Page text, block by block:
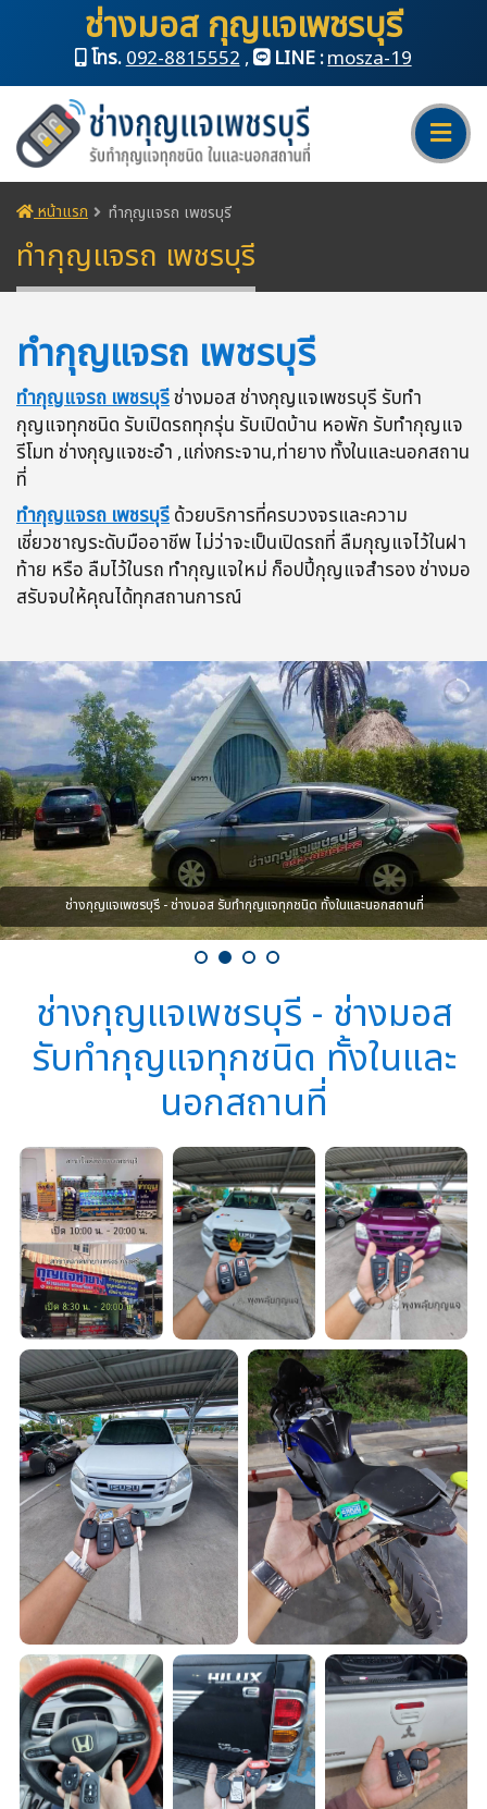
ช่างมอส กุญแจเพชรบุรี
โทร.092-8815552, LINE :mosza-19
หน้าแรก ทำกุญแจรถ เพชรบุรี
ทำกุญแจรถ เพชรบุรี
ทำกุญแจรถ เพชรบุรี
ทำกุญแจรถ เพชรบุรีช่างมอส ช่างกุญแจเพชรบุรี รับทำ
กุญแจทุกชนิด รับเปิดรถทุกรุ่น รับเปิดบ้าน หอพัก รับทำกุญแจ
รีโมท ช่างกุญแจชะอำ ,แก่งกระจาน,ท่ายาง ทั้งในและนอกสถาน
ที่
ทำกุญแจรถ เพชรบุรีด้วยบริการที่ครบวงจรและความ
เชี่ยวชาญระดับมืออาชีพ ไม่ว่าจะเป็นเปิดรถที่ ลืมกุญแจไว้ในฝา
ท้าย หรือ ลืมไว้ในรถ ทำกุญแจใหม่ ก็อปปี้กุญแจสำรอง ช่างมอ
สรับจบให้คุณได้ทุกสถานการณ์
ช่างกุญแจเพชรบุรี - ช่างมอส รับทำกุญแจทุกชนิด ทั้งในและนอกสถานที่
ช่างกุญแจเพชรบุรี - ช่างมอส
รับทำกุญแจทุกชนิด ทั้งในและ
นอกสถานที่